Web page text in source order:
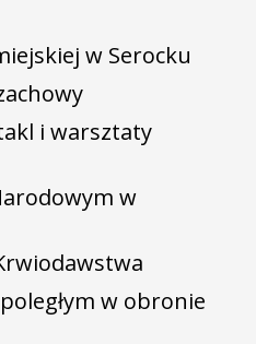
w Serocku
i warsztaty
w
w obronie